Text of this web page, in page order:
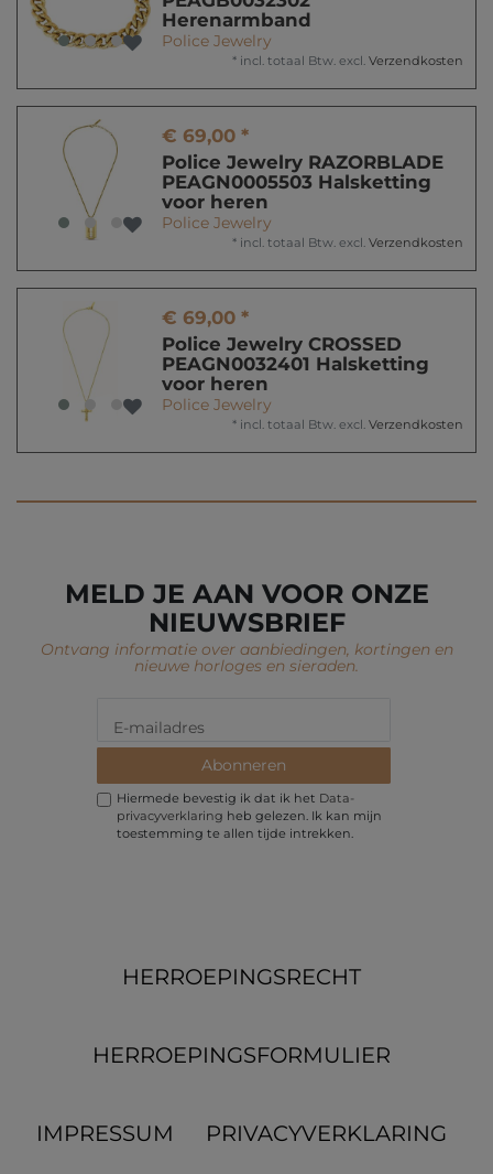
Herenarmband
Police Jewelry
* incl. totaal Btw. excl. Verzendkosten
€ 69,00 *
Police Jewelry RAZORBLADE
PEAGN0005503 Halsketting
voor heren
Police Jewelry
* incl. totaal Btw. excl. Verzendkosten
€ 69,00 *
Police Jewelry CROSSED
PEAGN0032401 Halsketting
voor heren
Police Jewelry
* incl. totaal Btw. excl. Verzendkosten
MELD JE AAN VOOR ONZE
NIEUWSBRIEF
Ontvang informatie over aanbiedingen, kortingen en
nieuwe horloges en sieraden.
Abonneren
Hiermede bevestig ik dat ik het Data­
privacy­verklaring heb gelezen. Ik kan mijn
toestemming te allen tijde intrekken.
HERROEPINGS­RECHT
HERROEPINGS­FORMULIER
IMPRESSUM PRIVACYVERKLARING